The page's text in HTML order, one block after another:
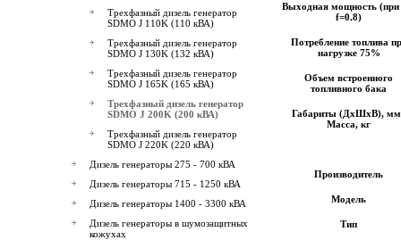
Трехфазный дизель генератор
SDMO J 110K (110 кВА)
Трехфазный дизель генератор
SDMO J 130K (132 кВА)
Трехфазный дизель генератор
SDMO J 165K (165 кВА)
Трехфазный дизель генератор
SDMO J 200K (200 кВА)
Трехфазный дизель генератор
SDMO J 220K (220 кВА)
Дизель генераторы 275 - 700 кВА
Дизель генераторы 715 - 1250 кВА
Дизель генераторы 1400 - 3300 кВА
Дизель генераторы в шумозащитных
кожухах
Выходная мощность (при
f=0.8)
Потребление топлива
нагрузке 75%
Объем встроенного
топливного бака
Габариты (ДхШхВ),
Масса, кг
Производитель
Модель
Тип